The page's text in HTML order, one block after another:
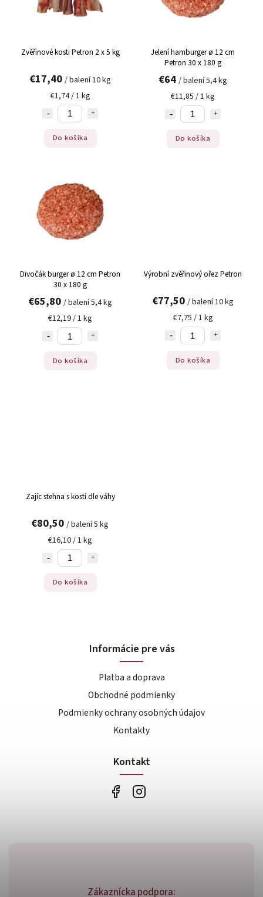
Zvěřinové kosti Petron 2 x 5 kg
€17,40 / balení 10 kg
€1,74 / 1 kg
Do košíka
Jelení hamburger ø 12 cm
Petron 30 x 180 g
€64 / balení 5,4 kg
€11,85 / 1 kg
Do košíka
Divočák burger ø 12 cm Petron
30 x 180 g
€65,80 / balení 5,4 kg
€12,19 / 1 kg
Do košíka
Výrobní zvěřinový ořez Petron
€77,50 / balení 10 kg
€7,75 / 1 kg
Do košíka
Zajíc stehna s kostí dle váhy
€80,50 / balení 5 kg
€16,10 / 1 kg
Do košíka
Zákaznícka podpora:
Informácie pre vás
Platba a doprava
Obchodné podmienky
Podmienky ochrany osobných údajov
Kontakty
Kontakt